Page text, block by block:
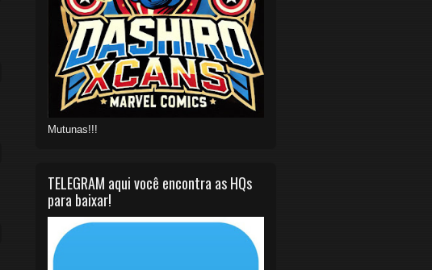
Mutunas!!!
TELEGRAM aqui você encontra as HQs
para baixar!